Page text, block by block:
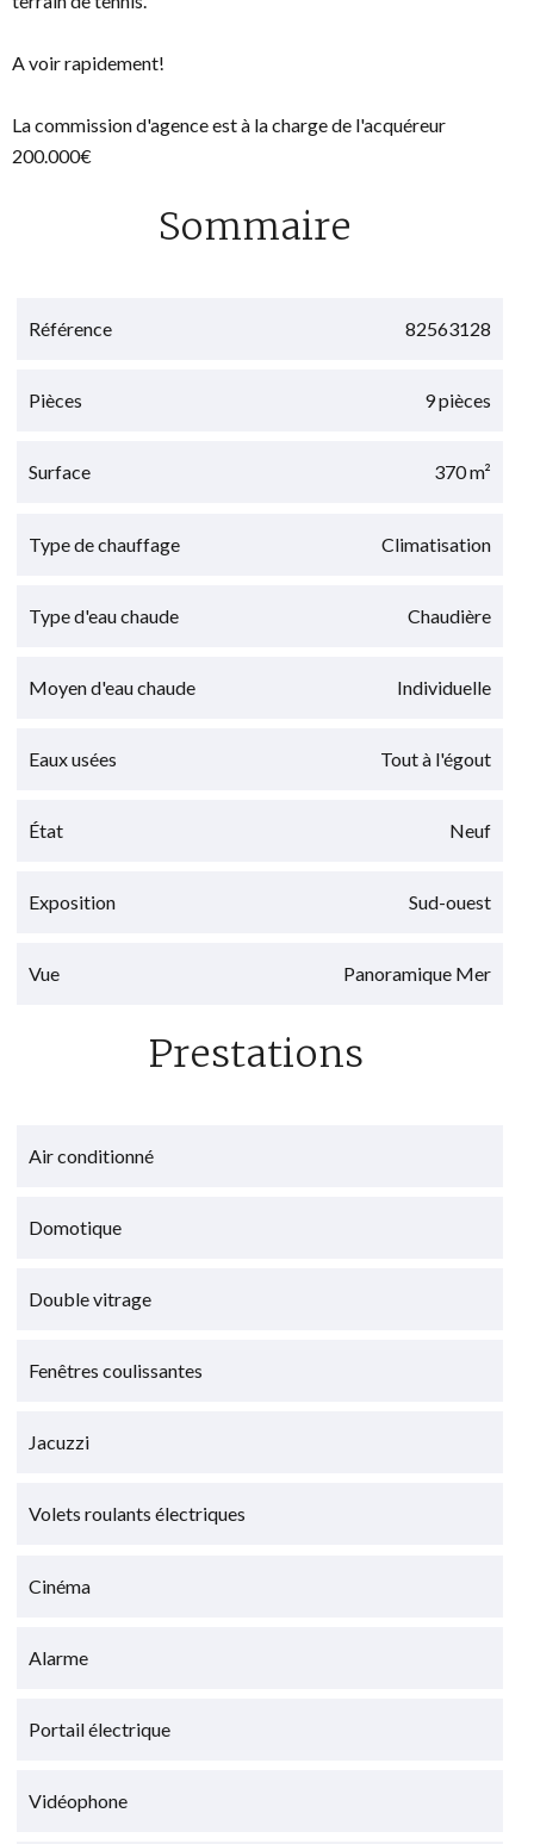
A voir rapidement!
La commission d'agence est à la charge de l'acquéreur
200.000€
Sommaire
Référence 82563128
Pièces 9 pièces
Surface 370 m²
Type de chauffage Climatisation
Type d'eau chaude Chaudière
Moyen d'eau chaude Individuelle
Eaux usées Tout à l'égout
État Neuf
Exposition Sud-ouest
Vue Panoramique Mer
Prestations
Air conditionné
Domotique
Double vitrage
Fenêtres coulissantes
Jacuzzi
Volets roulants électriques
Cinéma
Alarme
Portail électrique
Vidéophone